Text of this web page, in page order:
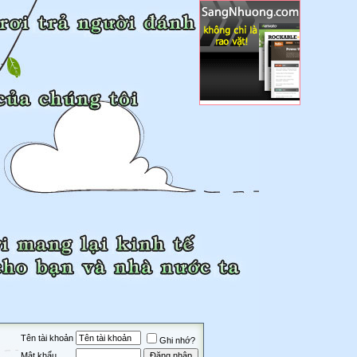
Tên tài khoản
Ghi nhớ?